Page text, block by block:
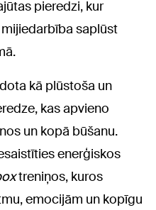
pieredzi, kur
saplūst
kā plūstoša un
kas apvieno
un kopā būšanu.
enerģiskos
treniņos, kuros
emocijām un kopīgu